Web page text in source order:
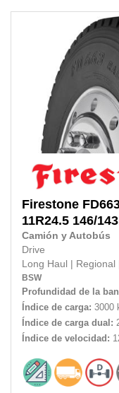
Firestone
11R24.5 146/
Camión y Autobús
Drive
Long Haul
Regional
BSW
Profundidad de la
Índice de carga: 3000
Índice de carga dual:
Índice de velocidad: